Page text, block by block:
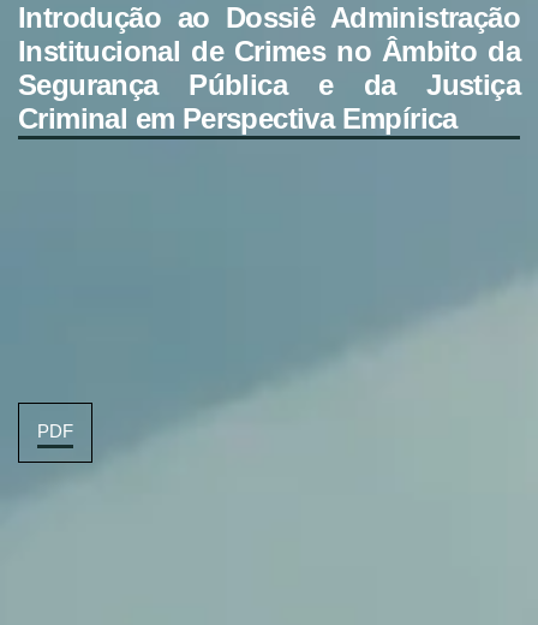
Introdução ao Dossiê Administração
Institucional de Crimes no Âmbito da
Segurança Pública e da Justiça
Criminal em Perspectiva Empírica
PDF